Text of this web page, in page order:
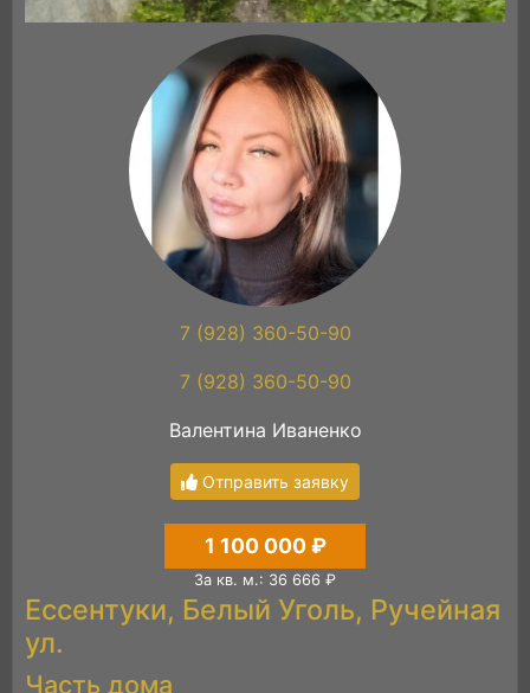
7 (928) 360-50-90
7 (928) 360-50-90
Валентина Иваненко
Отправить заявку
1 100 000 ₽
За кв. м.: 36 666 ₽
Ессентуки, Белый Уголь, Ручейная
ул.
Часть дома